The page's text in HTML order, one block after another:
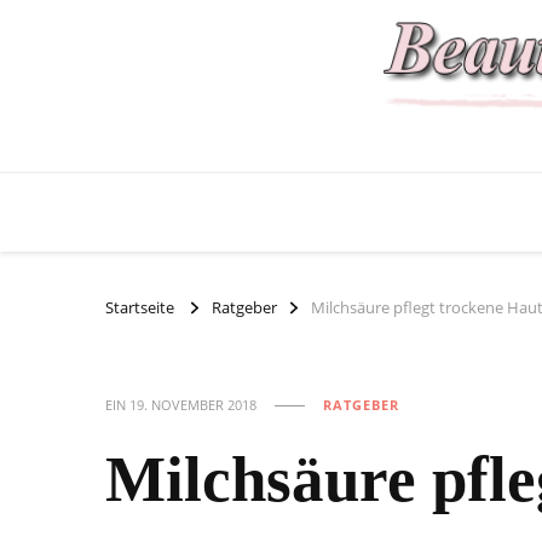
Startseite Ratgeber Milchsäure pflegt trockene
EIN 19. NOVEMBER 2018 RATGEBER
Milchsäure